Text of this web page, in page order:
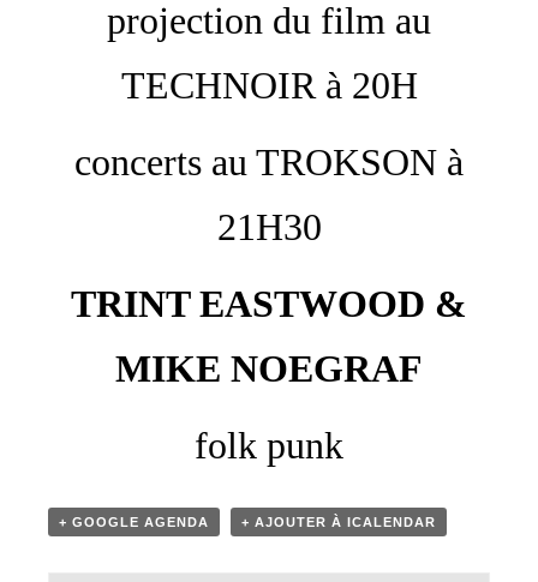
projection du film au
TECHNOIR à 20H
concerts au TROKSON à
21H30
TRINT EASTWOOD &
MIKE NOEGRAF
folk punk
+ GOOGLE AGENDA + AJOUTER À ICALENDAR